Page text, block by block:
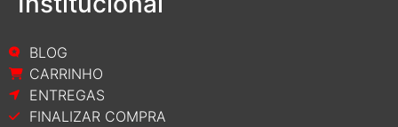
BLOG
CARRINHO
ENTREGAS
FINALIZAR COMPRA